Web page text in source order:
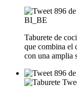
Taburete de
que combina el
con una amplia